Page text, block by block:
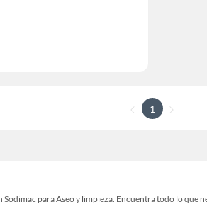
1
para Aseo y limpieza. Encuentra todo lo que